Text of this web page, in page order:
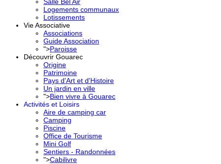
Logements communaux
Lotissements
Vie Associative
Associations
Guide Association
">Paroisse
Découvrir Gouarec
Origine
Patrimoine
Pays d'Art et d'Histoire
Un jardin en ville
">Bien vivre à Gouarec
Activités et Loisirs
Aire de camping car
Camping
Piscine
Office de Tourisme
Mini Golf
Sentiers - Randonnées
">Cabilivre